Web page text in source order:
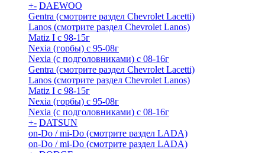
+- DAEWOO
Gentra (смотрите раздел Chevrolet Lacetti)
Lanos (смотрите раздел Chevrolet Lanos)
Matiz I с 98-15г
Nexia (горбы) с 95-08г
Nexia (с подголовниками) с 08-16г
Gentra (смотрите раздел Chevrolet Lacetti)
Lanos (смотрите раздел Chevrolet Lanos)
Matiz I с 98-15г
Nexia (горбы) с 95-08г
Nexia (с подголовниками) с 08-16г
+- DATSUN
on-Do / mi-Do (смотрите раздел LADA)
on-Do / mi-Do (смотрите раздел LADA)